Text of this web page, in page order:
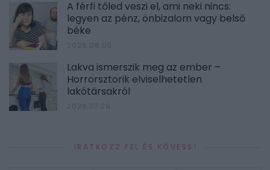
A férfi tőled veszi el, ami neki nincs:
legyen az pénz, önbizalom vagy belső
béke
Lakva ismerszik meg az ember –
Horrorsztorik elviselhetetlen
lakótársakról
2026.07.29.
IRATKOZZ FEL ÉS KÖVESS!